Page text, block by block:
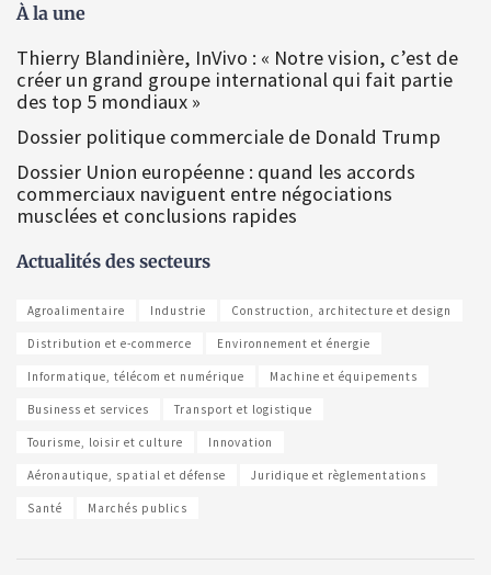
À la une
Thierry Blandinière, InVivo : « Notre vision, c’est de
créer un grand groupe international qui fait partie
des top 5 mondiaux »
Dossier politique commerciale de Donald Trump
Dossier Union européenne : quand les accords
commerciaux naviguent entre négociations
musclées et conclusions rapides
Actualités des secteurs
Agroalimentaire Industrie Construction, architecture et design
Distribution et e-commerce Environnement et énergie
Informatique, télécom et numérique Machine et équipements
Business et services Transport et logistique
Tourisme, loisir et culture Innovation
Aéronautique, spatial et défense Juridique et règlementations
Santé Marchés publics